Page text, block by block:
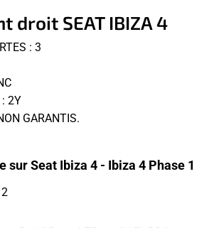
droit SEAT IBIZA 4
: 3
: 2Y
GARANTIS.
sur Seat Ibiza 4 - Ibiza 4 Phase 1